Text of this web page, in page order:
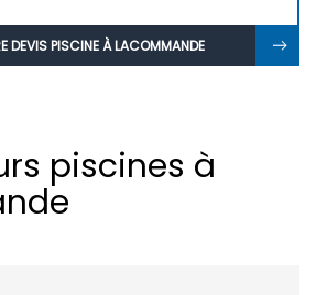
DEVIS PISCINE À LACOMMANDE
piscines à